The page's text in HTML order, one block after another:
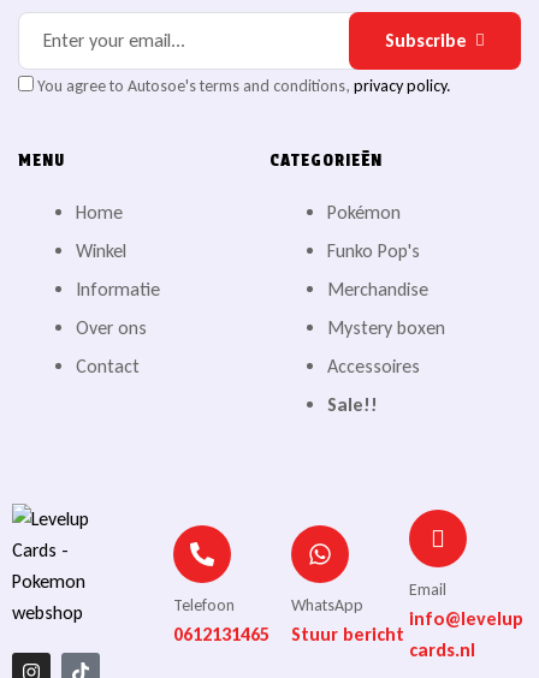
Subscribe
You agree to Autosoe's terms and conditions, privacy policy.
MENU
Home
Winkel
Informatie
Over ons
Contact
CATEGORIEËN
Pokémon
Funko Pop's
Merchandise
Mystery boxen
Accessoires
Sale!!
Telefoon
0612131465
WhatsApp
Stuur bericht
Email
info@levelup
cards.nl